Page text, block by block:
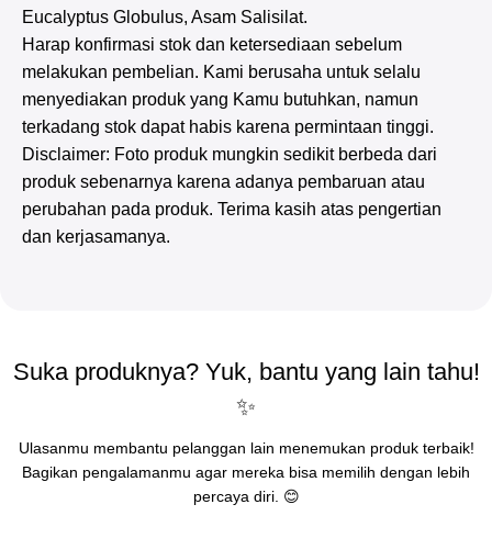
Eucalyptus Globulus, Asam Salisilat.
Harap konfirmasi stok dan ketersediaan sebelum
melakukan pembelian. Kami berusaha untuk selalu
menyediakan produk yang Kamu butuhkan, namun
terkadang stok dapat habis karena permintaan tinggi.
Disclaimer: Foto produk mungkin sedikit berbeda dari
produk sebenarnya karena adanya pembaruan atau
perubahan pada produk. Terima kasih atas pengertian
dan kerjasamanya.
Suka produknya? Yuk, bantu yang lain tahu!
✨
Ulasanmu membantu pelanggan lain menemukan produk terbaik!
Bagikan pengalamanmu agar mereka bisa memilih dengan lebih
percaya diri. 😊